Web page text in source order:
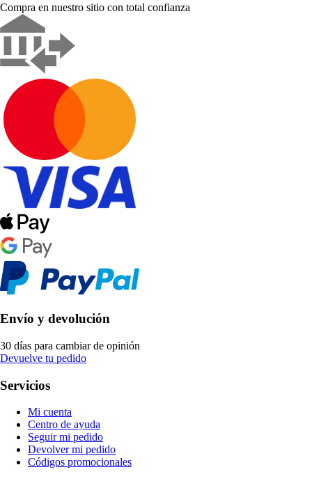
Compra en nuestro sitio con total confianza
Envío y devolución
30 días para cambiar de opinión
Devuelve tu pedido
Servicios
Mi cuenta
Centro de ayuda
Seguir mi pedido
Devolver mi pedido
Códigos promocionales